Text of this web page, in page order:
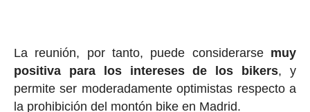
La reunión, por tanto, puede considerarse muy
positiva para los intereses de los bikers, y
permite ser moderadamente optimistas respecto a
la prohibición del montón bike en Madrid.